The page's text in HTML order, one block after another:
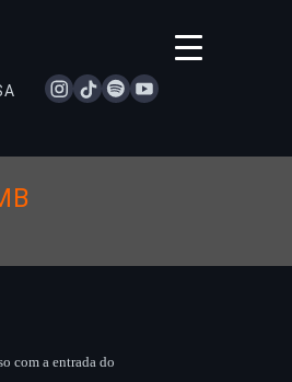
instagram
tiktokspotifyyoutube
com a entrada do